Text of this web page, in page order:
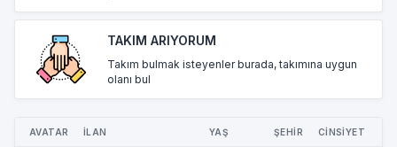
TAKIM ARIYORUM
Takım bulmak isteyenler burada, takımına uygun
olanı bul
AVATAR İLAN YAŞ ŞEHİR CİNSİYET